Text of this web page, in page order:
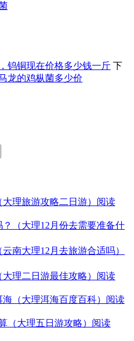
钨铜现在价格多少钱一斤
下
龙的鸡枞菌多少价
理旅游攻略二日游） 阅读
（大理12月份去需要准备什
南大理12月去旅游合适吗）
理二日游最佳攻略） 阅读
（大理洱海百度百科） 阅读
（大理五日游攻略） 阅读